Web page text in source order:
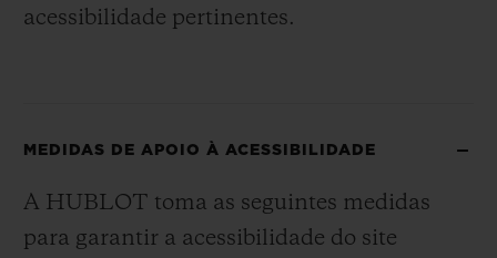
acessibilidade pertinentes.
MEDIDAS DE APOIO À ACESSIBILIDADE
A HUBLOT toma as seguintes medidas
para garantir a acessibilidade do site
HUBLOTISTA E GARANTIA ESTENDIDA
PAGAMENTO SEGURO
EMBALAGEM DE PRESENTES